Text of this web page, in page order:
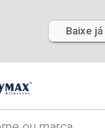
Baixe